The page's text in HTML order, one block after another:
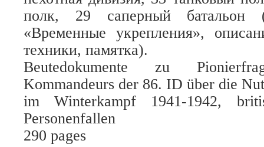
полк, 29 саперный батальон
«Временные укрепления»,
техники, памятка).
Beutedokumente zu
Kommandeurs der 86. ID über die
im Winterkampf 1941-1942,
Personenfallen
290 pages